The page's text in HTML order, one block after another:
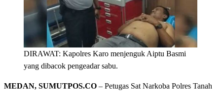
DIRAWAT: Kapolres Karo menjenguk Aiptu Basmi
yang dibacok pengeadar sabu.
MEDAN, SUMUTPOS.CO – Petugas Sat Narkoba Polres Tanah